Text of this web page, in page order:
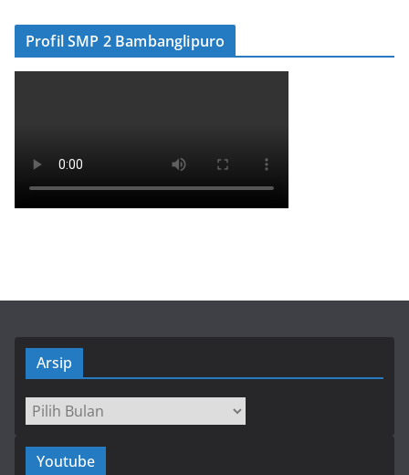
Profil SMP 2 Bambanglipuro
Arsip
Arsip
Youtube